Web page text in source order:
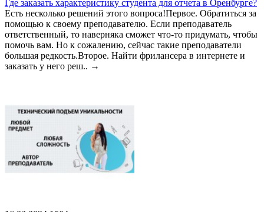
Где заказать характеристику студента для отчета в Оренбурге?
Есть несколько решений этого вопроса!Первое. Обратиться за
помощью к своему преподавателю. Если преподаватель
ответственный, то наверняка сможет что-то придумать, чтобы
помочь вам. Но к сожалению, сейчас такие преподаватели
большая редкость.Второе. Найти фрилансера в интернете и
заказать у него реш.. →